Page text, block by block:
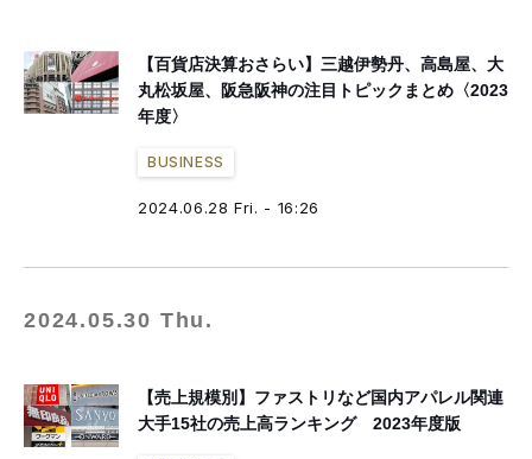
【百貨店決算おさらい】三越伊勢丹、高島屋、大
丸松坂屋、阪急阪神の注目トピックまとめ〈2023
年度〉
BUSINESS
2024.06.28 Fri. - 16:26
2024.05.30 Thu.
【売上規模別】ファストリなど国内アパレル関連
大手15社の売上高ランキング 2023年度版